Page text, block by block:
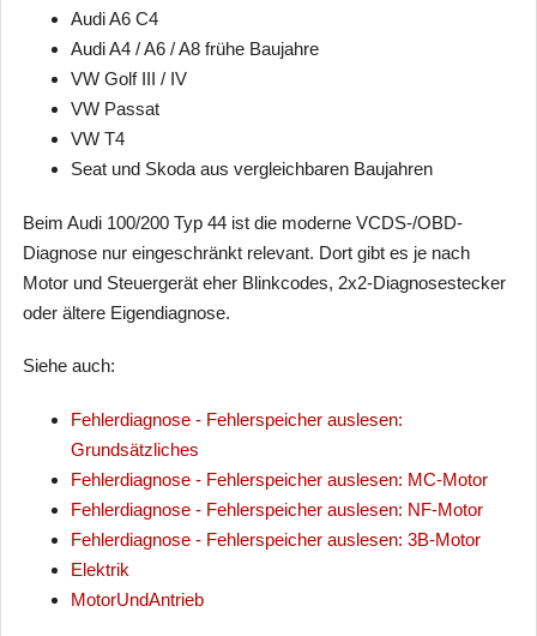
Audi A6 C4
Audi A4 / A6 / A8 frühe Baujahre
VW Golf III / IV
VW Passat
VW T4
Seat und Skoda aus vergleichbaren Baujahren
Beim Audi 100/200 Typ 44 ist die moderne VCDS-/OBD-
Diagnose nur eingeschränkt relevant. Dort gibt es je nach
Motor und Steuergerät eher Blinkcodes, 2x2-Diagnosestecker
oder ältere Eigendiagnose.
Siehe auch:
Fehlerdiagnose - Fehlerspeicher auslesen:
Grundsätzliches
Fehlerdiagnose - Fehlerspeicher auslesen: MC-Motor
Fehlerdiagnose - Fehlerspeicher auslesen: NF-Motor
Fehlerdiagnose - Fehlerspeicher auslesen: 3B-Motor
Elektrik
MotorUndAntrieb